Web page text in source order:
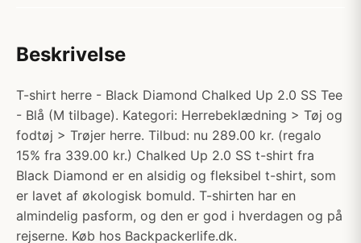
Beskrivelse
T-shirt herre - Black Diamond Chalked Up 2.0 SS Tee
- Blå (M tilbage). Kategori: Herrebeklædning > Tøj og
fodtøj > Trøjer herre. Tilbud: nu 289.00 kr. (regalo
15% fra 339.00 kr.) Chalked Up 2.0 SS t-shirt fra
Black Diamond er en alsidig og fleksibel t-shirt, som
er lavet af økologisk bomuld. T-shirten har en
almindelig pasform, og den er god i hverdagen og på
rejserne. Køb hos Backpackerlife.dk.